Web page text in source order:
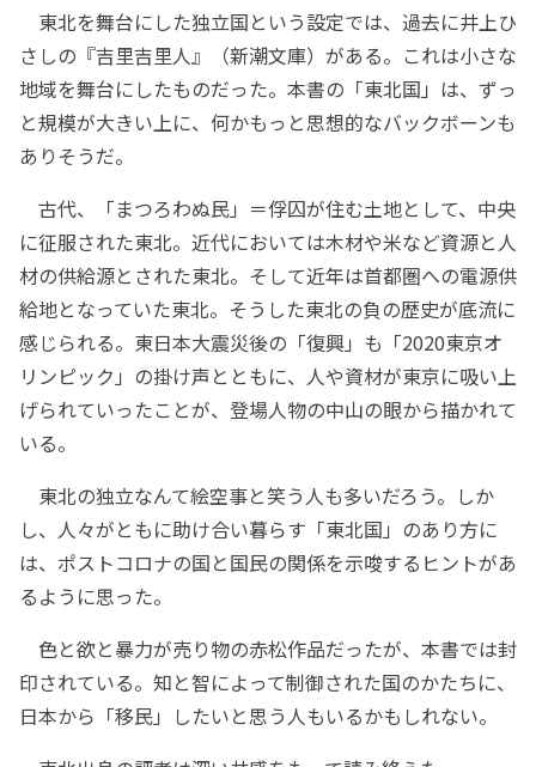
東北を舞台にした独立国という設定では、過去に井上ひ
さしの『吉里吉里人』（新潮文庫）がある。これは小さな
地域を舞台にしたものだった。本書の「東北国」は、ずっ
と規模が大きい上に、何かもっと思想的なバックボーンも
ありそうだ。
古代、「まつろわぬ民」＝俘囚が住む土地として、中央
に征服された東北。近代においては木材や米など資源と人
材の供給源とされた東北。そして近年は首都圏への電源供
給地となっていた東北。そうした東北の負の歴史が底流に
感じられる。東日本大震災後の「復興」も「2020東京オ
リンピック」の掛け声とともに、人や資材が東京に吸い上
げられていったことが、登場人物の中山の眼から描かれて
いる。
東北の独立なんて絵空事と笑う人も多いだろう。しか
し、人々がともに助け合い暮らす「東北国」のあり方に
は、ポストコロナの国と国民の関係を示唆するヒントがあ
るように思った。
色と欲と暴力が売り物の赤松作品だったが、本書では封
印されている。知と智によって制御された国のかたちに、
日本から「移民」したいと思う人もいるかもしれない。